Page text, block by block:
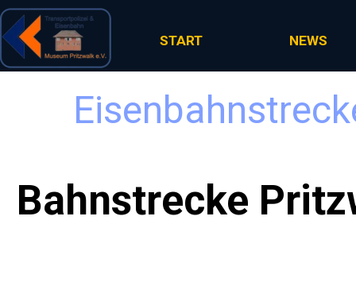
Direkt zum Seiteninhalt
START NEWS
Bahnstrecke